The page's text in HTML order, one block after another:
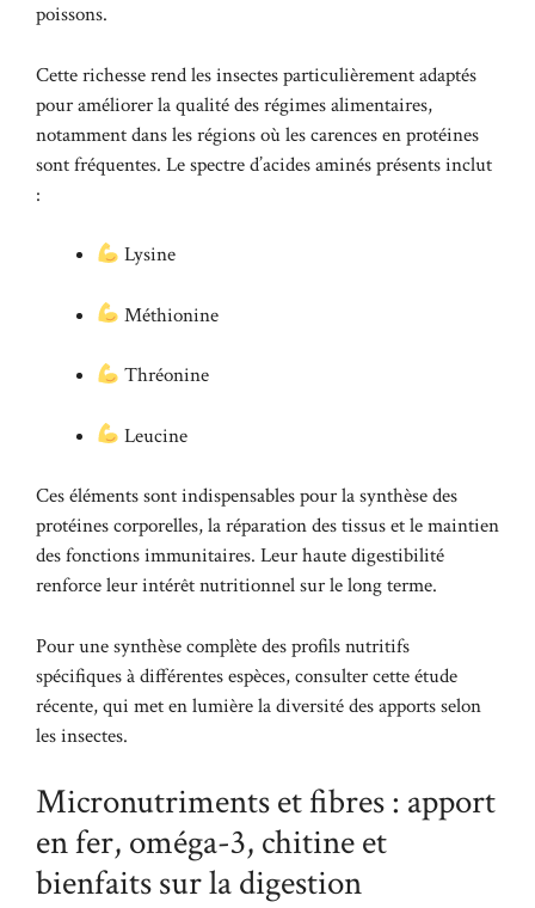
poissons.
Cette richesse rend les insectes particulièrement adaptés
pour améliorer la qualité des régimes alimentaires,
notamment dans les régions où les carences en protéines
sont fréquentes. Le spectre d’acides aminés présents inclut
:
Lysine
Méthionine
Thréonine
Leucine
Ces éléments sont indispensables pour la synthèse des
protéines corporelles, la réparation des tissus et le maintien
des fonctions immunitaires. Leur haute digestibilité
renforce leur intérêt nutritionnel sur le long terme.
Pour une synthèse complète des profils nutritifs
spécifiques à différentes espèces, consultercette étude
récente, qui met en lumière la diversité des apports selon
les insectes.
Micronutriments et fibres : apport
en fer, oméga-3, chitine et
bienfaits sur la digestion